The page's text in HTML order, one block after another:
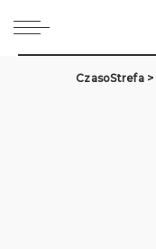
CzasoStrefa>